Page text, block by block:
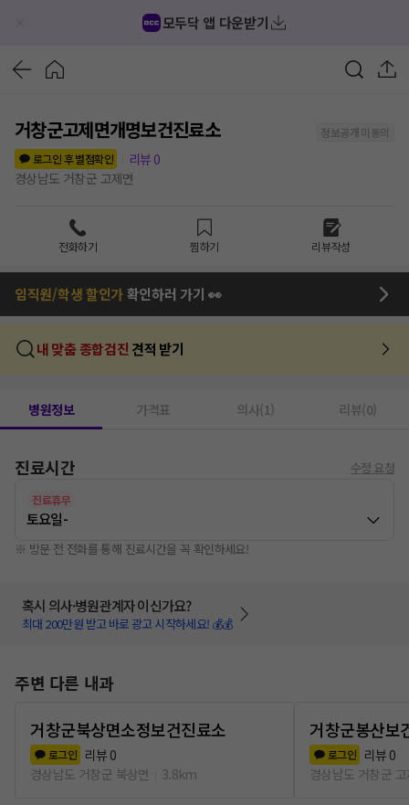
모두닥 앱 다운받기
거창군고제면개명보건진료소
정보공개 미동의
로그인 후 별점확인
리뷰 0
경상남도 거창군 고제면
전화하기 찜하기 리뷰작성
임직원/학생 할인가확인하러 가기 👀
내 맞춤 종합검진 견적 받기
병원정보 가격표 의사(1) 리뷰(0)
진료시간 수정 요청
진료휴무
토요일-
※ 방문 전 전화를 통해 진료시간을 꼭 확인하세요!
혹시 의사·병원관계자 이신가요?
최대 200만원 받고 바로 광고 시작하세요! 💰💰
주변 다른 내과
거창군북상면소정보건진료소
로그인 리뷰 0
경상남도 거창군 북상면
3.8km
거창군봉산보
로그인 리뷰 0
경상남도 거창군